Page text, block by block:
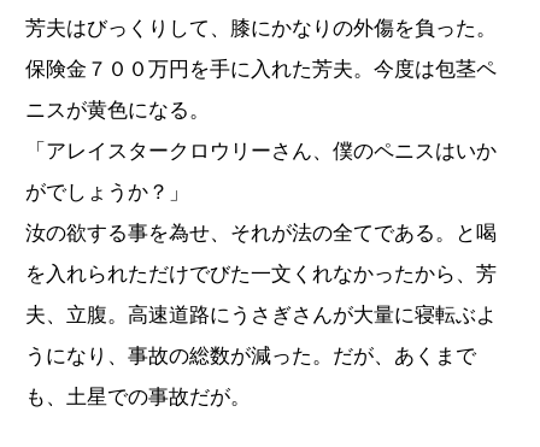
芳夫はびっくりして、膝にかなりの外傷を負った。
保険金７００万円を手に入れた芳夫。今度は包茎ペ
ニスが黄色になる。
「アレイスタークロウリーさん、僕のペニスはいか
がでしょうか？」
汝の欲する事を為せ、それが法の全てである。と喝
を入れられただけでびた一文くれなかったから、芳
夫、立腹。高速道路にうさぎさんが大量に寝転ぶよ
うになり、事故の総数が減った。だが、あくまで
も、土星での事故だが。